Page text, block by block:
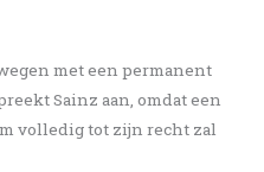
met een permanent
Sainz aan, omdat een
volledig tot zijn recht zal